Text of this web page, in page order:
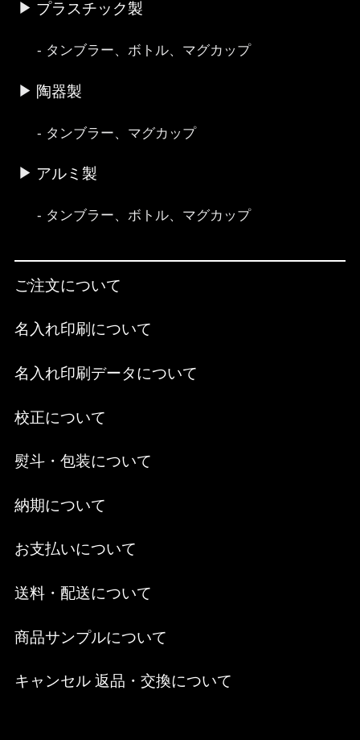
プラスチック製
タンブラー、ボトル、マグカップ
陶器製
タンブラー、マグカップ
アルミ製
タンブラー、ボトル、マグカップ
ご注文について
名入れ印刷について
名入れ印刷データについて
校正について
熨斗・包装について
納期について
お支払いについて
送料・配送について
商品サンプルについて
キャンセル 返品・交換について